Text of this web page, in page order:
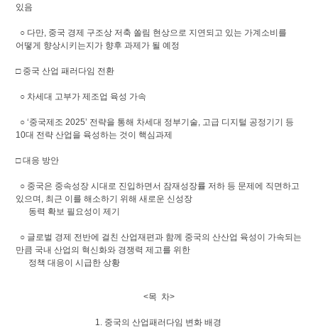
있음
○ 다만, 중국 경제 구조상 저축 쏠림 현상으로 지연되고 있는 가계소비를
어떻게 향상시키는지가 향후 과제가 될 예정
□ 중국 산업 패러다임 전환
○ 차세대 고부가 제조업 육성 가속
○ ‘중국제조 2025’ 전략을 통해 차세대 정부기술, 고급 디지털 공정기기 등
10대 전략 산업을 육성하는 것이 핵심과제
□ 대응 방안
○ 중국은 중속성장 시대로 진입하면서 잠재성장률 저하 등 문제에 직면하고
있으며, 최근 이를 해소하기 위해 새로운 신성장
동력 확보 필요성이 제기
○ 글로벌 경제 전반에 걸친 산업재편과 함께 중국의 산산업 육성이 가속되는
만큼 국내 산업의 혁신화와 경쟁력 제고를 위한
정책 대응이 시급한 상황
<목 차>
1. 중국의 산업패러다임 변화 배경